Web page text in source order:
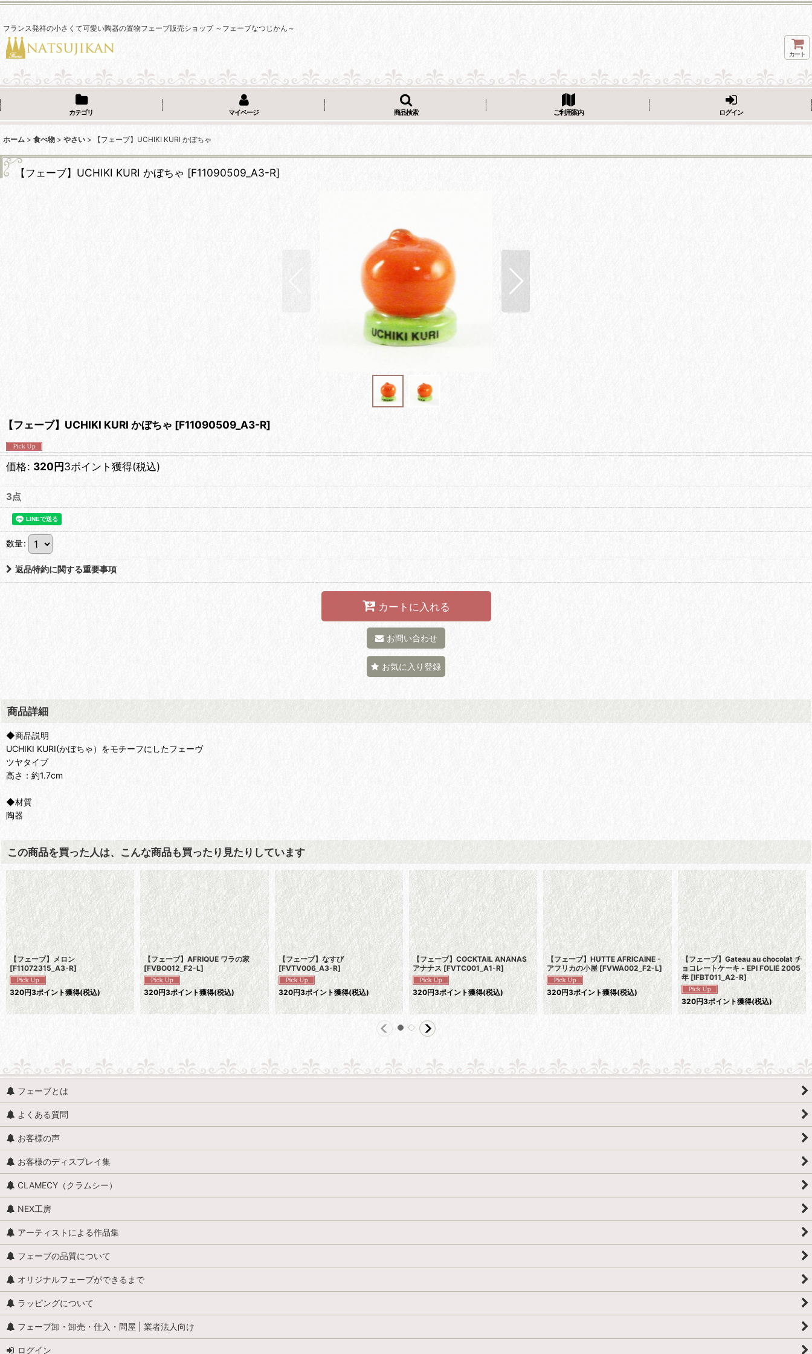
フランス発祥の小さくて可愛い陶器の置物フェーブ販売ショップ ～フェーブなつじかん～
カート
カテゴリ マイページ 商品検索 ご利用案内 ログイン
ホーム > 食べ物 > やさい > 【フェーブ】UCHIKI KURI かぼちゃ
【フェーブ】UCHIKI KURI かぼちゃ [F11090509_A3-R]
【フェーブ】UCHIKI KURI かぼちゃ [F11090509_A3-R]
価格: 320円3ポイント獲得(税込)
3点
数量:
返品特約に関する重要事項
カートに入れる
お問い合わせ
お気に入り登録
商品詳細
◆商品説明
UCHIKI KURI(かぼちゃ）をモチーフにしたフェーヴ
ツヤタイプ
高さ：約1.7cm
◆材質
陶器
この商品を買った人は、こんな商品も買ったり見たりしています
【フェーブ】メロン
[F11072315_A3-R]
320円3ポイント獲得(税込)
【フェーブ】AFRIQUE ワラの家
[FVBO012_F2-L]
320円3ポイント獲得(税込)
【フェーブ】なすび
[FVTV006_A3-R]
320円3ポイント獲得(税込)
【フェーブ】COCKTAIL ANANAS
アナナス [FVTC001_A1-R]
320円3ポイント獲得(税込)
【フェーブ】HUTTE AFRICAINE -
アフリカの小屋 [FVWA002_F2-L]
320円3ポイント獲得(税込)
【フェーブ】Gateau au chocolat チ
ョコレートケーキ - EPI FOLIE 2005
年 [IFBT011_A2-R]
320円3ポイント獲得(税込)
フェーブとは
よくある質問
お客様の声
お客様のディスプレイ集
CLAMECY（クラムシー）
NEX工房
アーティストによる作品集
フェーブの品質について
オリジナルフェーブができるまで
ラッピングについて
フェーブ卸・卸売・仕入・問屋 | 業者法人向け
ログイン